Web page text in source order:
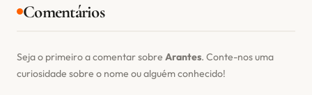
Comentários
Seja o primeiro a comentar sobre Arantes. Conte-nos uma
curiosidade sobre o nome ou alguém conhecido!